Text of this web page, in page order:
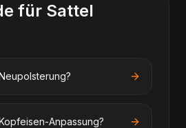
für Sattel
Anpassung?